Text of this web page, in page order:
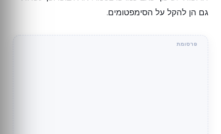
גם הן להקל על הסימפטומים.